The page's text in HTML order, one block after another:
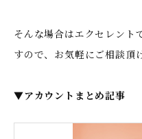
そんな場合はエクセレン
すので、お気軽にご相談頂
▼アカウントまとめ記事